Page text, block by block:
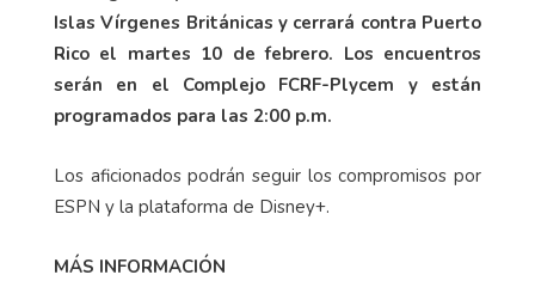
Islas Vírgenes Británicas y cerrará contra Puerto
Rico el martes 10 de febrero. Los encuentros
serán en el Complejo FCRF-Plycem y están
programados para las 2:00 p.m.
Los aficionados podrán seguir los compromisos por
ESPN y la plataforma de Disney+.
MÁS INFORMACIÓN